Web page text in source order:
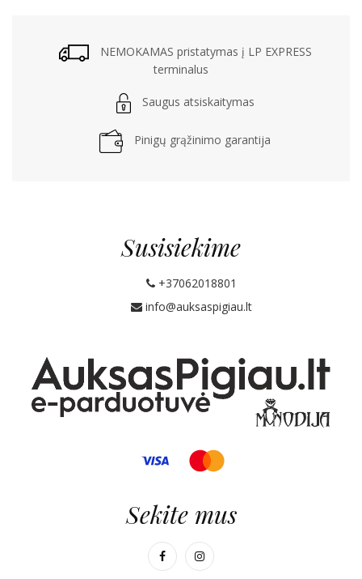
NEMOKAMAS pristatymas į LP EXPRESS
terminalus
Saugus atsiskaitymas
Pinigų grąžinimo garantija
Susisiekime
+37062018801
info@auksaspigiau.lt
Sekite mus